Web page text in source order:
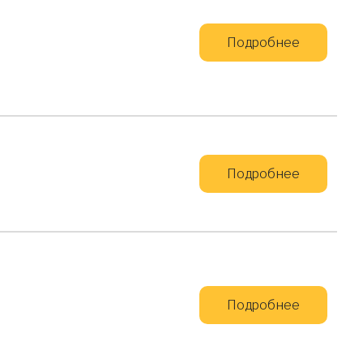
Подробнее
Подробнее
Подробнее